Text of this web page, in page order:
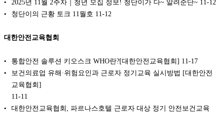
2025년 11월 2주차｜청년 모집 정보! 청단이가 다~ 알려준단~ 11-12
청단이의 근황 토크 11월호 11-12
대한안전교육협회
통합안전 솔루션 키오스크 WHO란?[대한안전교육협회] 11-17
보건의료업 유해·위험요인과 근로자 정기교육 실시방법 [대한안전
교육협회]
11-11
대한안전교육협회, 파르나스호텔 근로자 대상 정기 안전보건교육